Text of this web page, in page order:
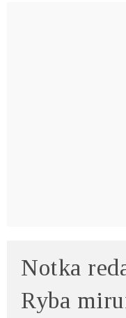
Notka
Ryba